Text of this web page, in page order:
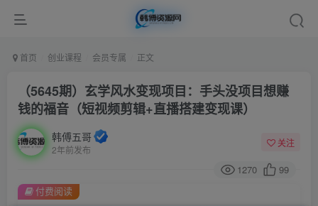
首页 创业课程 会员专属 正文
（5645期）玄学风水变现项目：手头没项目想赚
钱的福音（短视频剪辑+直播搭建变现课）
韩傅五哥
2年前发布
关注
1270 99
付费阅读